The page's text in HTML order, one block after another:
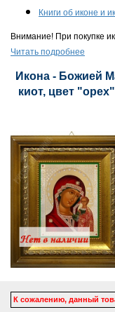
Книги об иконе и
Внимание! При покупке
Читать подробнее
Икона - Божией
киот, цвет
К сожалению, данный